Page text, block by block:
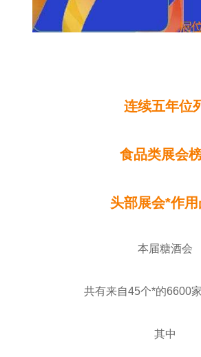
连续五年位
食品类展会
头部展会*作用
本届糖酒会
共有来自45个*的6600
其中